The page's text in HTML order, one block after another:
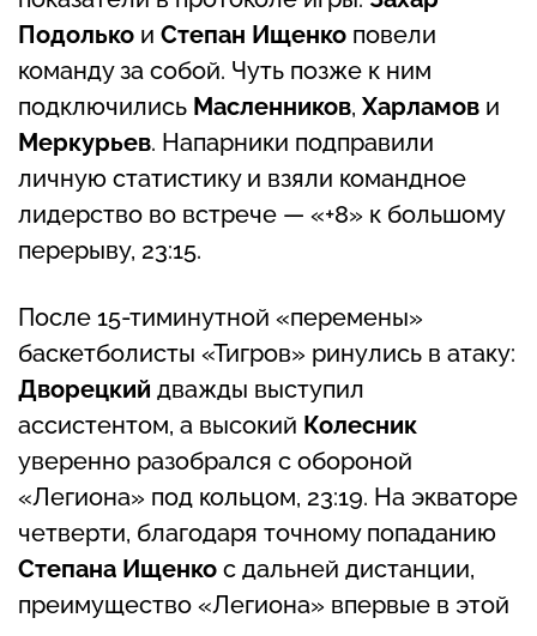
Подолько и Степан Ищенко повели
команду за собой. Чуть позже к ним
подключились Масленников, Харламов и
Меркурьев. Напарники подправили
личную статистику и взяли командное
лидерство во встрече — «+8» к большому
перерыву, 23:15.
После 15-тиминутной «перемены»
баскетболисты «Тигров» ринулись в атаку:
Дворецкий дважды выступил
ассистентом, а высокий Колесник
уверенно разобрался с обороной
«Легиона» под кольцом, 23:19. На экваторе
четверти, благодаря точному попаданию
Степана Ищенко с дальней дистанции,
преимущество «Легиона» впервые в этой